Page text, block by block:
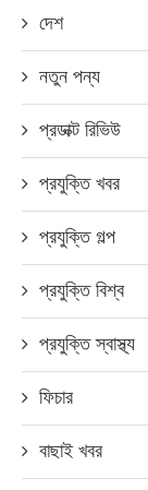
দেশ
নতুন পন্য
প্রডাক্ট রিভিউ
প্রযুক্তি খবর
প্রযুক্তি গল্প
প্রযুক্তি বিশ্ব
প্রযুক্তি স্বাস্থ্য
ফিচার
বাছাই খবর